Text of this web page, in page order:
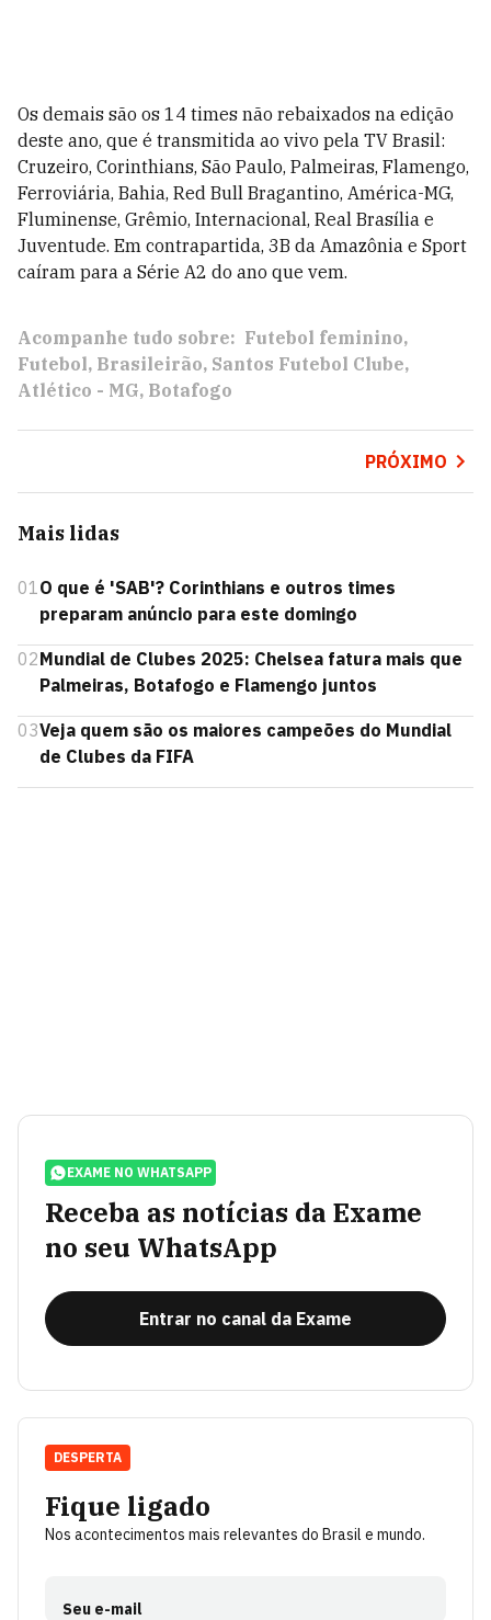
Os demais são os 14 times não rebaixados na edição
deste ano, que é transmitida ao vivo pela TV Brasil:
Cruzeiro, Corinthians, São Paulo, Palmeiras, Flamengo,
Ferroviária, Bahia, Red Bull Bragantino, América-MG,
Fluminense, Grêmio, Internacional, Real Brasília e
Juventude. Em contrapartida, 3B da Amazônia e Sport
caíram para a Série A2 do ano que vem.
Acompanhe tudo sobre: Futebol feminino
Futebol Brasileirão Santos Futebol Clube
Atlético - MG Botafogo
PRÓXIMO
Mais lidas
01O que é 'SAB'? Corinthians e outros times
preparam anúncio para este domingo
02Mundial de Clubes 2025: Chelsea fatura mais que
Palmeiras, Botafogo e Flamengo juntos
03Veja quem são os maiores campeões do Mundial
de Clubes da FIFA
EXAME NO WHATSAPP
Receba as notícias da Exame
no seu WhatsApp
Entrar no canal da Exame
Fique ligado
Nos acontecimentos mais relevantes do Brasil e mundo.
Seu e-mail
DESPERTA